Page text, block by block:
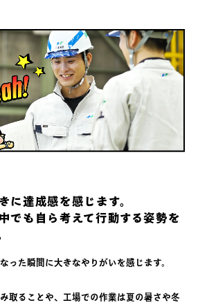
に達成感を感じます。
でも自ら考えて行動する姿勢を
った瞬間に大きなやりがいを感じます。
取ることや、工場での作業は夏の暑さや冬